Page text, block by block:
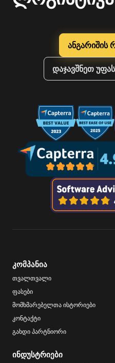
ანგარიშის
დაჯავშნეთ
კომპანია
თვალთვალი
ფასები
მომხმარებელთა ისტორიები
კონტაქტი
გახდი პარტნიორი
ინდუსტრიები